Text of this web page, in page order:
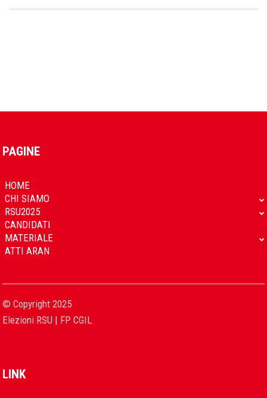
PAGINE
HOME
CHI SIAMO
RSU2025
CANDIDATI
MATERIALE
ATTI ARAN
© Copyright 2025
Elezioni RSU | FP CGIL
LINK